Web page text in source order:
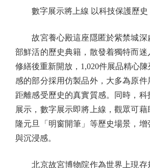
數字展示將上線 以科技保護歷史
故宮養心殿這座隱匿於紫禁城深
部鮮活的歷史典籍，散發着獨特而
修繕後重新開放，1,020件展品精心
感的部分採用仿製品外，大多為原件
距離感受歷史的真實質感。同時，
展示，數字展示即將上線，觀眾可
隆元旦「明窗開筆」等歷史場景，
與沉浸感。
北京故宮博物院作為世界上現存